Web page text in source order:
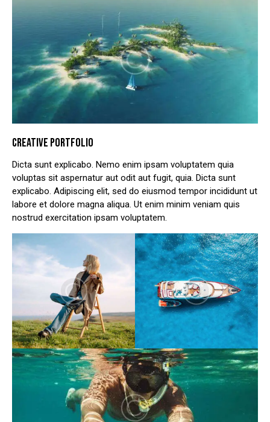
CREATIVE PORTFOLIO
Dicta sunt explicabo. Nemo enim ipsam voluptatem quia
voluptas sit aspernatur aut odit aut fugit, quia. Dicta sunt
explicabo. Adipiscing elit, sed do eiusmod tempor incididunt ut
labore et dolore magna aliqua. Ut enim minim veniam quis
nostrud exercitation ipsam voluptatem.